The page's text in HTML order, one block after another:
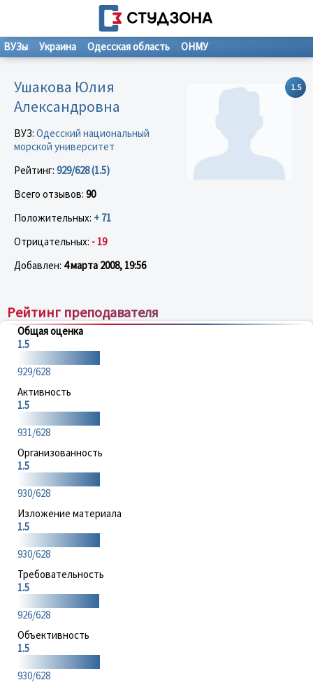
ВУЗы Украина Одесская область ОНМУ
1.5
Ушакова Юлия
Александровна
ВУЗ: Одесский национальный
морской университет
Рейтинг: 929/628 (1.5)
Всего отзывов: 90
Положительных: + 71
Отрицательных: - 19
Добавлен: 4 марта 2008, 19:56
Рейтинг преподавателя
Общая оценка
1.5
929/628
Активность
1.5
931/628
Организованность
1.5
930/628
Изложение материала
1.5
930/628
Требовательность
1.5
926/628
Объективность
1.5
930/628